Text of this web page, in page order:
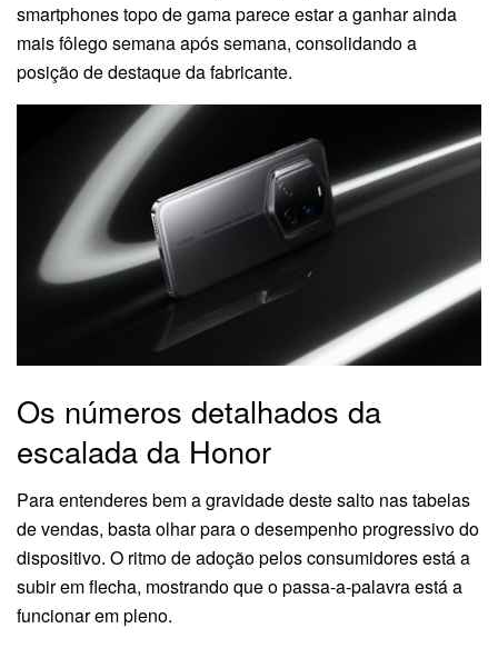
smartphones topo de gama parece estar a ganhar ainda
mais fôlego semana após semana, consolidando a
posição de destaque da fabricante.
Os números detalhados da
escalada da Honor
Para entenderes bem a gravidade deste salto nas tabelas
de vendas, basta olhar para o desempenho progressivo do
dispositivo. O ritmo de adoção pelos consumidores está a
subir em flecha, mostrando que o passa-a-palavra está a
funcionar em pleno.